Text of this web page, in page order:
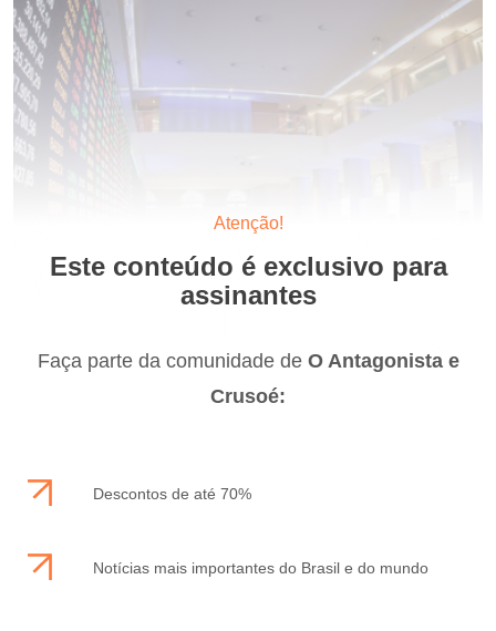
Atenção!
Este conteúdo é exclusivo para
assinantes
Faça parte da comunidade de O Antagonista e
Crusoé:
Descontos de até 70%
Notícias mais importantes do Brasil e do mundo